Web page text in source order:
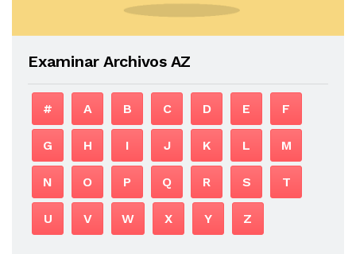
Examinar Archivos AZ
# A B C D E F
G H I J K L M
N O P Q R S T
U V W X Y Z